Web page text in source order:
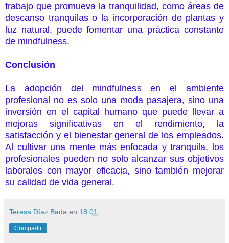
trabajo que promueva la tranquilidad, como áreas de
descanso tranquilas o la incorporación de plantas y
luz natural, puede fomentar una práctica constante
de mindfulness.
Conclusión
La adopción del mindfulness en el ambiente
profesional no es solo una moda pasajera, sino una
inversión en el capital humano que puede llevar a
mejoras significativas en el rendimiento, la
satisfacción y el bienestar general de los empleados.
Al cultivar una mente más enfocada y tranquila, los
profesionales pueden no solo alcanzar sus objetivos
laborales con mayor eficacia, sino también mejorar
su calidad de vida general.
Teresa Díaz Bada en 18:01
Compartir